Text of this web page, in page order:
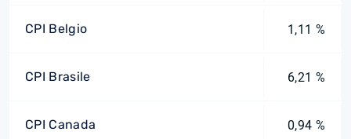
CPI Belgio 1,11 %
CPI Brasile 6,21 %
CPI Canada 0,94 %